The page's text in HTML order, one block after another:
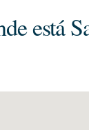
está